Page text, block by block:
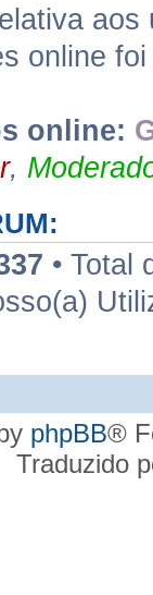
online
online:
,
• Total
phpBB®
Traduzido